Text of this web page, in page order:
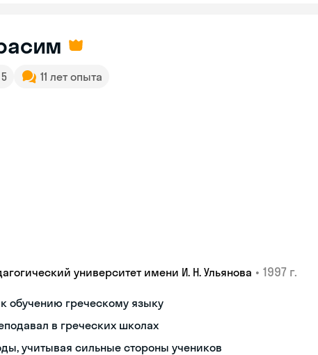
5 11 лет опыта
университет имени И. Н. Ульянова • 1997 г.
обучению греческому языку
в греческих школах
учитывая сильные стороны учеников